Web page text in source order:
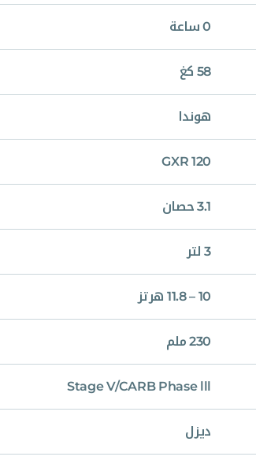
0 ساعة
58 كغ
هوندا
GXR 120
3.1 حصان
3 لتر
10 – 11.8 هرتز
230 ملم
Stage V/CARB Phase lll
ديزل